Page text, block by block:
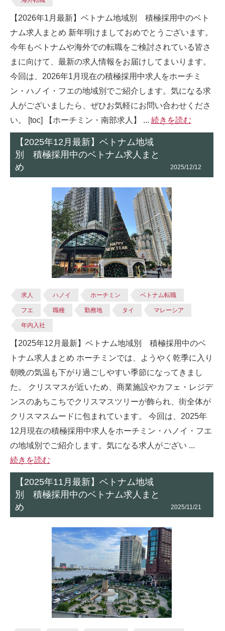
【2026年1月最新】ベトナム地域別 積極採用中のベト
ナム求人まとめ 新年明けましておめでとうございます。
今年もベトナムや海外での転職をご検討されている皆さ
まに向けて、最新の求人情報をお届けしてまいります。
今回は、2026年1月現在の積極採用中求人をホーチミ
ン・ハノイ・フエの地域別でご紹介します。気になる求
人がございましたら、ぜひお気軽にお問い合わせくださ
い。 [toc] 【ホーチミン・南部求人】 ... 続きを読む
【2025年12月最新】ベトナム地域
別 積極採用中のベトナム求人まと
め
2025/12/12
求人 ハノイ ホーチミン ベトナム転職
フエ 職種 勤務地 タイ マレーシア
年内入社
【2025年12月最新】ベトナム地域別 積極採用中のベ
トナム求人まとめ ホーチミンでは、ようやく乾季に入り
朝晩の気温も下がり過ごしやすい季節になってきまし
た。 クリスマスが近いため、商業施設やカフェ・レジデ
ンスのあちこちでクリスマスツリーが飾られ、街全体が
クリスマスムードに包まれています。 今回は、2025年
12月現在の積極採用中求人をホーチミン・ハノイ・フエ
の地域別でご紹介します。気になる求人がござい ...
続きを読む
【2025年11月最新】ベトナム地域
別 積極採用中のベトナム求人まと
め
2025/11/21